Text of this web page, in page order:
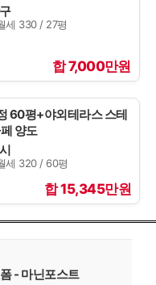
세 330 / 27평
합 7,000만원
60평+야외테라스 스테
양도
세 320 / 60평
합 15,345만원
- 마닌포스트